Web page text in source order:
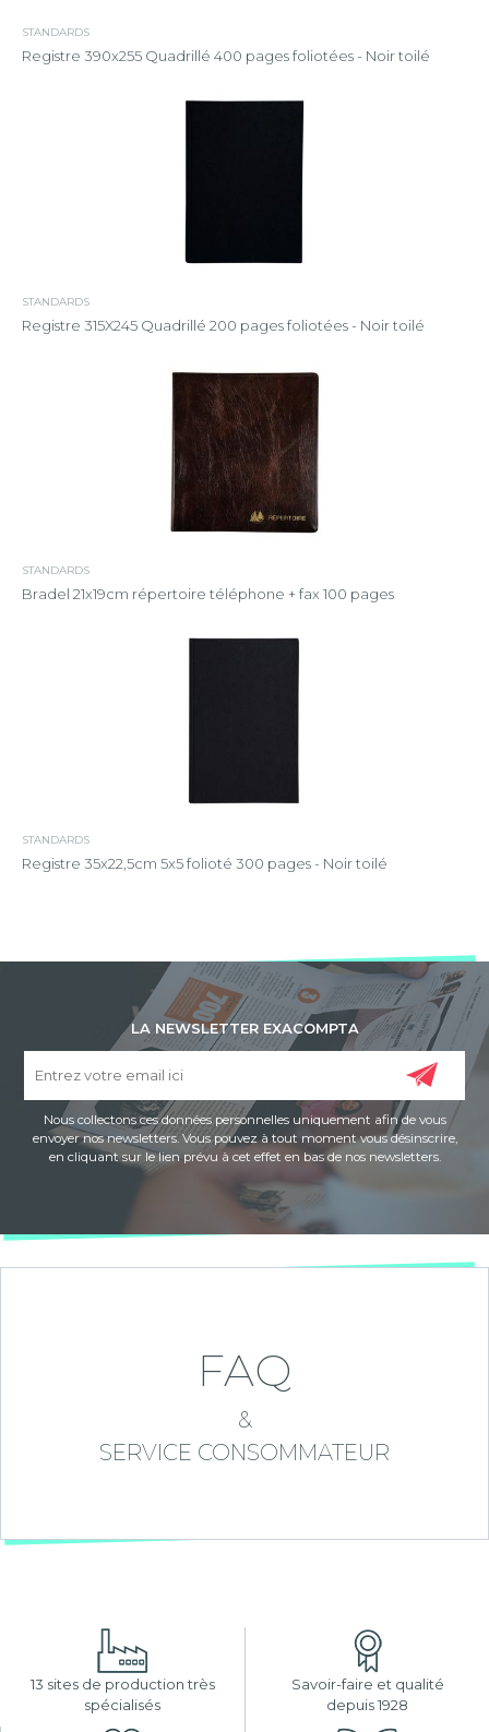
STANDARDS
Registre 390x255 Quadrillé 400 pages foliotées - Noir toilé
STANDARDS
Registre 315X245 Quadrillé 200 pages foliotées - Noir toilé
STANDARDS
Bradel 21x19cm répertoire téléphone + fax 100 pages
STANDARDS
Registre 35x22,5cm 5x5 folioté 300 pages - Noir toilé
LA NEWSLETTER EXACOMPTA
Nous collectons ces données personnelles uniquement afin de vous
envoyer nos newsletters. Vous pouvez à tout moment vous désinscrire,
en cliquant sur le lien prévu à cet effet en bas de nos newsletters.
FAQ
&
SERVICE CONSOMMATEUR
13 sites de production très
spécialisés
Savoir-faire et qualité
depuis 1928